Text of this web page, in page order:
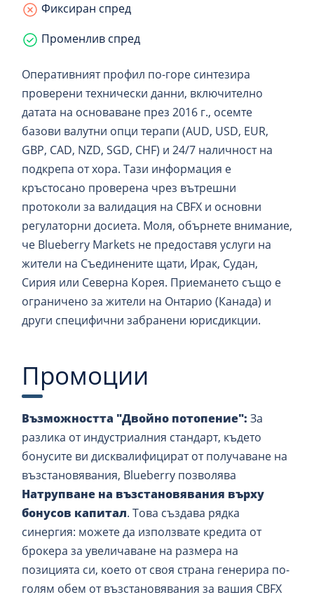
Фиксиран спред
Променлив спред
Оперативният профил по-горе синтезира
проверени технически данни, включително
датата на основаване през 2016 г., осемте
базови валутни опци терапи (AUD, USD, EUR,
GBP, CAD, NZD, SGD, CHF) и 24/7 наличност на
подкрепа от хора. Тази информация е
кръстосано проверена чрез вътрешни
протоколи за валидация на CBFX и основни
регулаторни досиета. Моля, обърнете внимание,
че Blueberry Markets не предоставя услуги на
жители на Съединените щати, Ирак, Судан,
Сирия или Северна Корея. Приемането също е
ограничено за жители на Онтарио (Канада) и
други специфични забранени юрисдикции.
Промоции
Възможността "Двойно потопение": За
разлика от индустриалния стандарт, където
бонусите ви дисквалифицират от получаване на
възстановявания, Blueberry позволява
Натрупване на възстановявания върху
бонусов капитал. Това създава рядка
синергия: можете да използвате кредита от
брокера за увеличаване на размера на
позицията си, което от своя страна генерира по-
голям обем от възстановявания за вашия CBFX